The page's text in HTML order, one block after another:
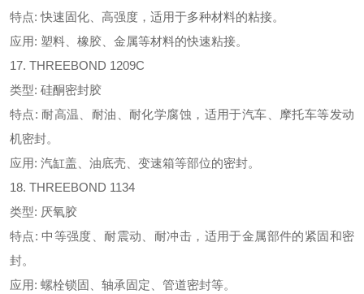
特点: 快速固化、高强度，适用于多种材料的粘接。
应用: 塑料、橡胶、金属等材料的快速粘接。
17. THREEBOND 1209C
类型: 硅酮密封胶
特点: 耐高温、耐油、耐化学腐蚀，适用于汽车、摩托车等发动
机密封。
应用: 汽缸盖、油底壳、变速箱等部位的密封。
18. THREEBOND 1134
类型: 厌氧胶
特点: 中等强度、耐震动、耐冲击，适用于金属部件的紧固和密
封。
应用: 螺栓锁固、轴承固定、管道密封等。